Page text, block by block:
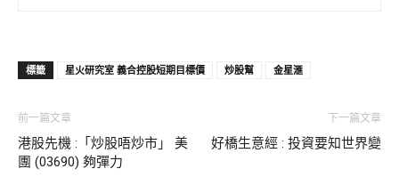
標籤 星火研究室 義合控股短期目標價 炒股幫 金星滙
前一篇文章
港股先機 :「炒股唔炒市」 美
團 (03690) 夠彈力
下一篇文章
好橋生意經 : 投資要知世界變